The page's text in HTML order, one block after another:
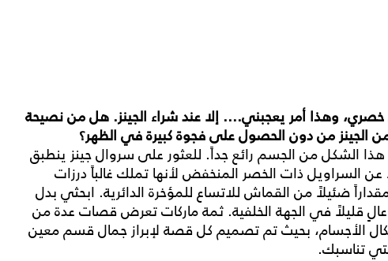
خصري، وهذا أمر يعجبني.... إلا عندشراء الجينز. هلمننصيحة
الجينز مندون الحصولعلىفجوةكبيرةفي الظهر؟
الشكل من الجسم رائع جداً. للعثور على سروال جينز ينطبق
السراويل ذات الخصر المنخفض لأنها تملك غالباً درزات
ضئيلاً من القماش للاتساع للمؤخرة الدائرية. ابحثي بدل
قليلاً في الجهة الخلفية. ثمة ماركات تعرض قصات عدة من
الأجسام، بحيث تم تصميم كل قصة لإبراز جمال قسم معين
تناسبك.